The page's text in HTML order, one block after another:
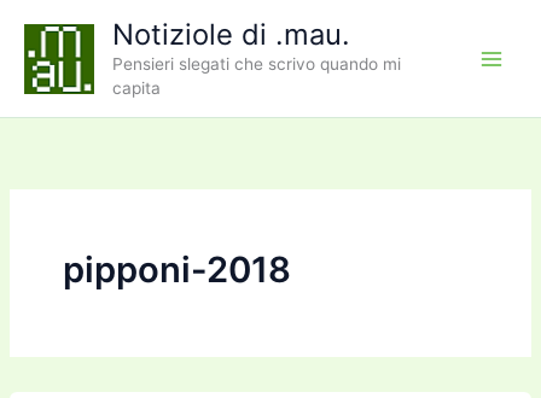
contenuto
Notiziole di .mau.
Pensieri slegati che scrivo quando mi
capita
pipponi-2018